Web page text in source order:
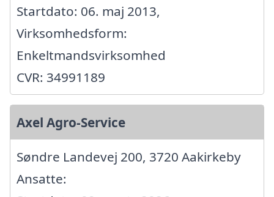
Startdato: 06. maj 2013,
Virksomhedsform:
Enkeltmandsvirksomhed
CVR: 34991189
Axel Agro-Service
Søndre Landevej 200, 3720 Aakirkeby
Ansatte: